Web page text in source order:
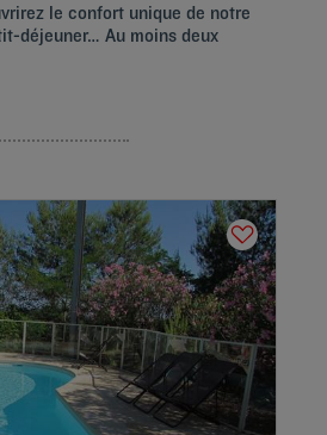
le confort unique de notre
déjeuner… Au moins deux